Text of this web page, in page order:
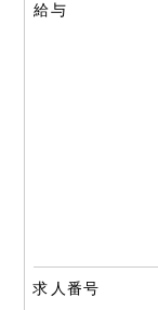
給与
求人番号